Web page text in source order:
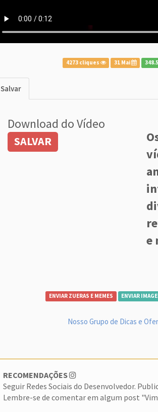
4273 cliques 31 Mai
Salvar
Download do Vídeo
SALVAR
e
ENVIAR ZUERAS E MEMES ENVIAR
Nosso Grupo de Dicas e
RECOMENDAÇÕES
Seguir Redes Sociais do Desenvolvedor.
Lembre-se de comentar em algum post